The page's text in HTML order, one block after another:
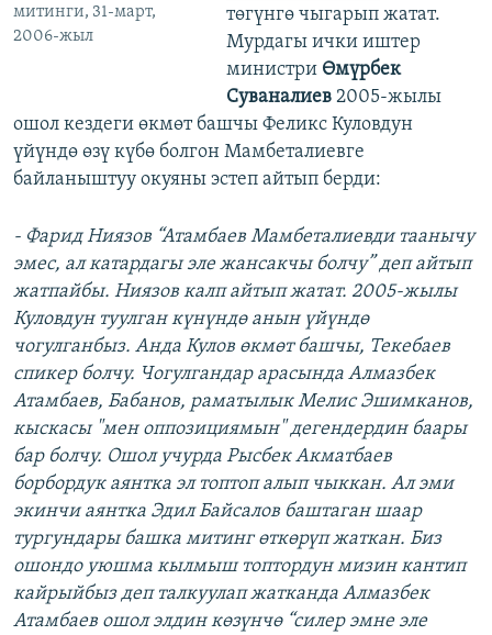
митинги, 31-март,
2006-жыл
төгүнгө чыгарып жатат.
Мурдагы ички иштер
министри Өмүрбек
Суваналиев2005-жылы
ошол кездеги өкмөт башчы Феликс Куловдун
үйүндө өзү күбө болгон Мамбеталиевге
байланыштуу окуяны эстеп айтып берди:
- Фарид Ниязов “Атамбаев Мамбеталиевди таанычу
эмес, ал катардагы эле жансакчы болчу” деп айтып
жатпайбы. Ниязов калп айтып жатат. 2005-жылы
Куловдун туулган күнүндө анын үйүндө
чогулганбыз. Анда Кулов өкмөт башчы, Текебаев
спикер болчу. Чогулгандар арасында Алмазбек
Атамбаев, Бабанов, раматылык Мелис Эшимканов,
кыскасы "мен оппозициямын" дегендердин баары
бар болчу. Ошол учурда Рысбек Акматбаев
борбордук аянтка эл топтоп алып чыккан. Ал эми
экинчи аянтка Эдил Байсалов баштаган шаар
тургундары башка митинг өткөрүп жаткан. Биз
ошондо уюшма кылмыш топтордун мизин кантип
кайрыйбыз деп талкуулап жатканда Алмазбек
Атамбаев ошол элдин көзүнчө “силер эмне эле